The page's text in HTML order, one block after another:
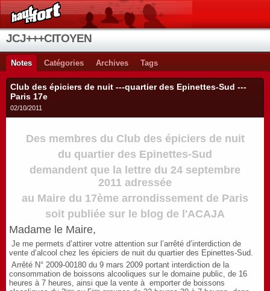
JCJ+++CITOYEN
Notes Catégories Archives Tags
Club des épiciers de nuit ---quartier des Epinettes-Sud ---
Paris 17e
02/10/2011
Des membres du Club des épiciers de nuit
du quartier des Epinettes-Sud
demandent que la lettre du 24 septembre
2011 adressée
au Maire du 17ème arrondissement de Paris
soit publiée sur le blog de l'ACAJA
Madame le Maire,
Je me permets d’attirer votre attention sur l’arrêté d’interdiction de
vente d’alcool chez les épiciers de nuit du quartier des Epinettes-Sud.
Arrêté N° 2009-00180 du 9 mars 2009 portant interdiction de la
consommation de boissons alcooliques sur le domaine public, de 16
heures à 7 heures, ainsi que la vente à emporter de boissons